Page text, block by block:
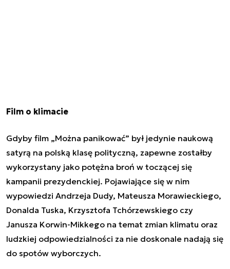
Film o klimacie
Gdyby film „Można panikować” był jedynie naukową
satyrą na polską klasę polityczną, zapewne zostałby
wykorzystany jako potężna broń w toczącej się
kampanii prezydenckiej. Pojawiające się w nim
wypowiedzi Andrzeja Dudy, Mateusza Morawieckiego,
Donalda Tuska, Krzysztofa Tchórzewskiego czy
Janusza Korwin-Mikkego na temat zmian klimatu oraz
ludzkiej odpowiedzialności za nie doskonale nadają się
do spotów wyborczych.